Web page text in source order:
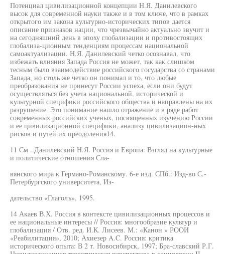
Потенциал цивилизационной концепции Н.Я. Данилевского
высок для современной науки также и в том ключе, что в рамках
открытого им закона культурно-исторических типов дается
описание признаков нации, что чрезвычайно актуально звучит и
на сегодняшний день в эпоху глобализации и противостоящих
глобализа-ционным тенденциям процессам национальной
самоактуализации. Н.Я. Данилевский четко осознавал, что
избежать влияния Запада Россия не может, так как слишком
тесным было взаимодействие российского государства со странами
Запада, но столь же четко он понимал и то, что любые
преобразования не принесут России успеха, если они будут
осуществляться без учета национальной, исторической и
культурной специфики российского общества и направлены на их
разрушение. Это понимание нашло отражение и в ряде работ
современных российских ученых, посвященных изучению России
и ее цивилизационной специфики, анализу цивилизацион-ных
рисков и путей их преодоления14.
11 См ..Данилевский Н.Я. Россия и Европа: Взгляд на культурные
и политические отношения Сла-
вянского мира к Германо-Романскому. 6-е изд. СПб.: Изд-во С.-
Петербургского университета, Из-
дательство «Глаголъ», 1995.
14 Акаев В.Х. Россия в контексте цивилизационных процессов и
ее национальные интересы // Россия: многообразие культур и
глобализация / Отв. ред. И.К. Лисеев. М.: «Канон » РООИ
«Реабилитация», 2010; Ахиезер A.C. Россия: критика
исторического опыта: В 2 т. Новосибирск, 1997; Бра-славский Р.Г.